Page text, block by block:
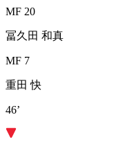
MF 20
冨久田 和真
MF 7
重田 快
46’